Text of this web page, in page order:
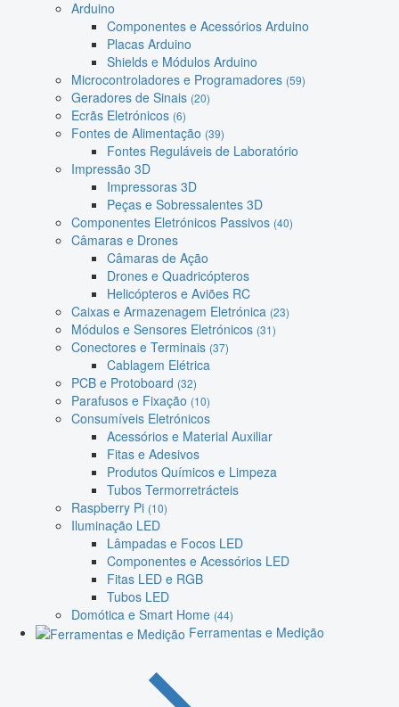
Arduino
Componentes e Acessórios Arduino
Placas Arduino
Shields e Módulos Arduino
Microcontroladores e Programadores (59)
Geradores de Sinais (20)
Ecrãs Eletrónicos (6)
Fontes de Alimentação (39)
Fontes Reguláveis de Laboratório
Impressão 3D
Impressoras 3D
Peças e Sobressalentes 3D
Componentes Eletrónicos Passivos (40)
Câmaras e Drones
Câmaras de Ação
Drones e Quadricópteros
Helicópteros e Aviões RC
Caixas e Armazenagem Eletrónica (23)
Módulos e Sensores Eletrónicos (31)
Conectores e Terminais (37)
Cablagem Elétrica
PCB e Protoboard (32)
Parafusos e Fixação (10)
Consumíveis Eletrónicos
Acessórios e Material Auxiliar
Fitas e Adesivos
Produtos Químicos e Limpeza
Tubos Termorretrácteis
Raspberry Pi (10)
Iluminação LED
Lâmpadas e Focos LED
Componentes e Acessórios LED
Fitas LED e RGB
Tubos LED
Domótica e Smart Home (44)
Ferramentas e Medição